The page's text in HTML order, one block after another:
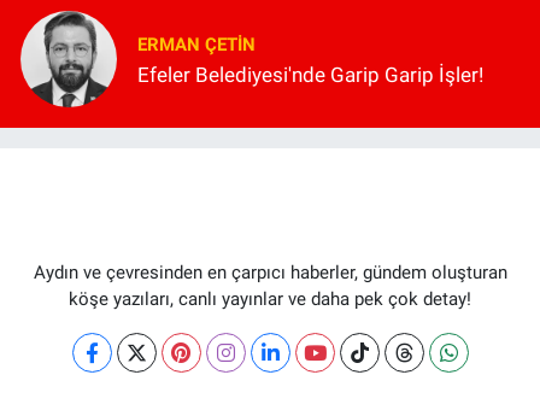
ERMAN ÇETIN
Efeler Belediyesi'nde Garip Garip İşler!
Aydın ve çevresinden en çarpıcı haberler, gündem oluşturan
köşe yazıları, canlı yayınlar ve daha pek çok detay!